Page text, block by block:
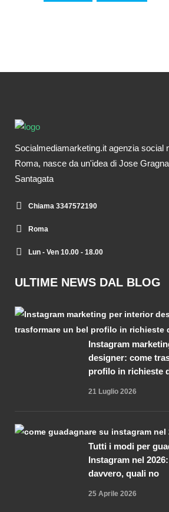
Socialmediamarketing.it agenzia social
Roma, nasce da un'idea di Jose
Santagata
Chiama 3347572190
Roma
Lun - Ven 10.00 - 18.00
ULTIME NEWS DAL BLOG
Instagram
designer: come
profilo in richieste
21 Luglio 2026
Tutti i modi per
Instagram nel
davvero, quali no
25 Aprile 2026